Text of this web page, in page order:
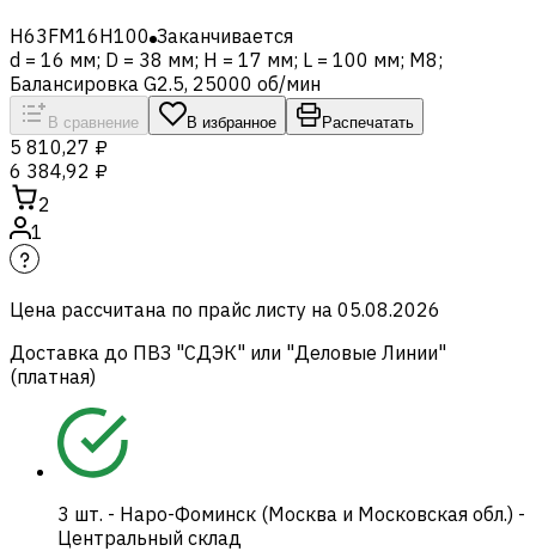
H63FM16H100 Заканчивается
d = 16 мм; D = 38 мм; H = 17 мм; L = 100 мм; M8;
Балансировка G2.5, 25000 об/мин
В сравнение В избранное Распечатать
5 810,27 ₽
6 384,92 ₽
2
1
Цена рассчитана по прайс листу на 05.08.2026
Доставка до ПВЗ "СДЭК" или "Деловые Линии"
(платная)
3 шт. - Наро-Фоминск (Москва и Московская обл.) -
Центральный склад